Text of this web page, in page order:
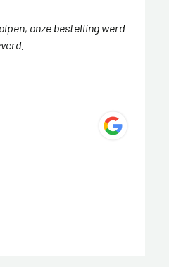
onze bestelling werd